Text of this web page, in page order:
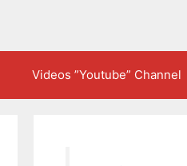
Videos ”Youtube” Channel